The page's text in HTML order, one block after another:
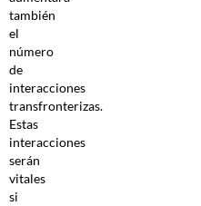
también
el
número
de
interacciones
transfronterizas.
Estas
interacciones
serán
vitales
si